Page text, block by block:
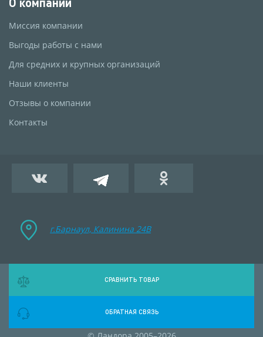
Миссия компании
Выгоды работы с нами
Для средних и крупных организаций
Наши клиенты
Отзывы о компании
Контакты
г.Барнаул, Калинина 24B
СРАВНИТЬ ТОВАР
ОБРАТНАЯ СВЯЗЬ